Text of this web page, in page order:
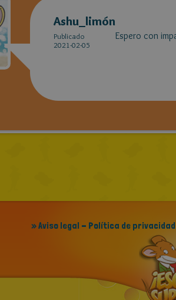
Ashu_limón
Publicado
2021-02-05
Espero con
» Aviso legal - Política de privacidad